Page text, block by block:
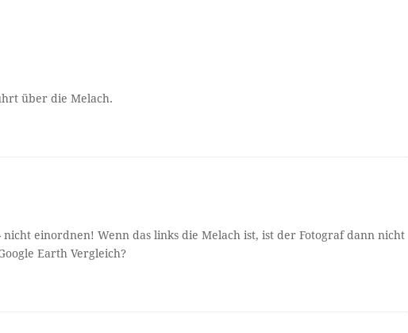
über die Melach.
einordnen! Wenn das links die Melach ist, ist der Fotograf dann nicht
Earth Vergleich?